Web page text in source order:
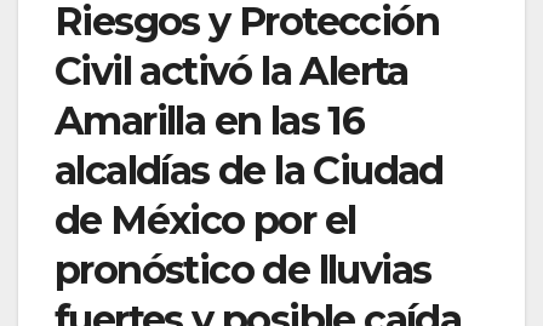
Riesgos y Protección
Civil activó la Alerta
Amarilla en las 16
alcaldías de la Ciudad
de México por el
pronóstico de lluvias